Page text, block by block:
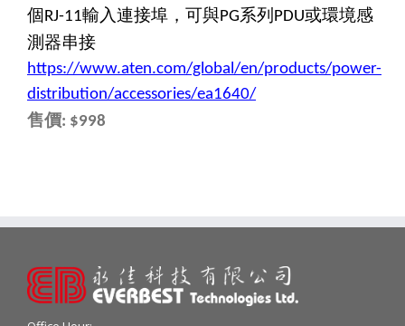
個RJ-11輸入連接埠，可與PG系列 PDU或環境感
測器串接
https://www.aten.com/global/en/products/power-
distribution/accessories/ea1640/
售價: $998